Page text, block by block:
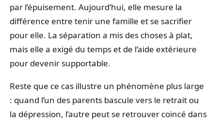
par l’épuisement. Aujourd’hui, elle mesure la
différence entre tenir une famille et se sacrifier
pour elle. La séparation a mis des choses à plat,
mais elle a exigé du temps et de l’aide extérieure
pour devenir supportable.
Reste que ce cas illustre un phénomène plus large
: quand l’un des parents bascule vers le retrait ou
la dépression, l’autre peut se retrouver coincé dans